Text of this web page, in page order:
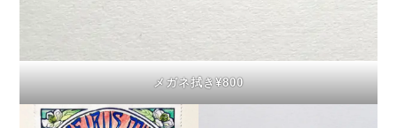
メガネ拭き¥800